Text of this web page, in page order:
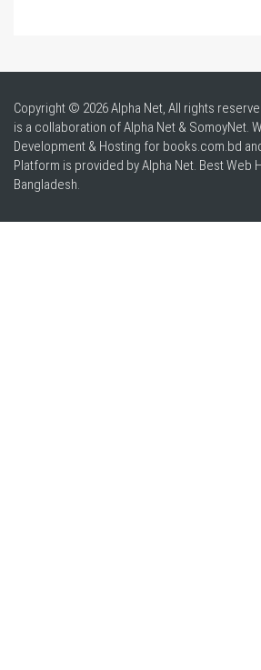
Copyright © 2026 Alpha Net, All rights
is a collaboration of Alpha Net & SomoyNet.
Development & Hosting for books.com.bd
Platform is provided by Alpha Net. BestWeb
Bangladesh.